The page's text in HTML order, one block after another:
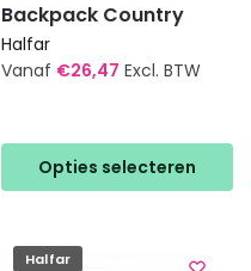
Backpack Country
Halfar
Vanaf €26,47 Excl. BTW
Opties selecteren
product
heeft
meerdere
Deze
Halfar